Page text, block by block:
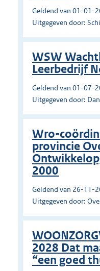
Geldend van 01-01-
Uitgegeven door:
WSW
Leerbedrijf
Geldend van 01-07-
Uitgegeven door:
Wro-
provincie
2000
Geldend van 26-11-
Uitgegeven door:
2028 Dat
“een goed